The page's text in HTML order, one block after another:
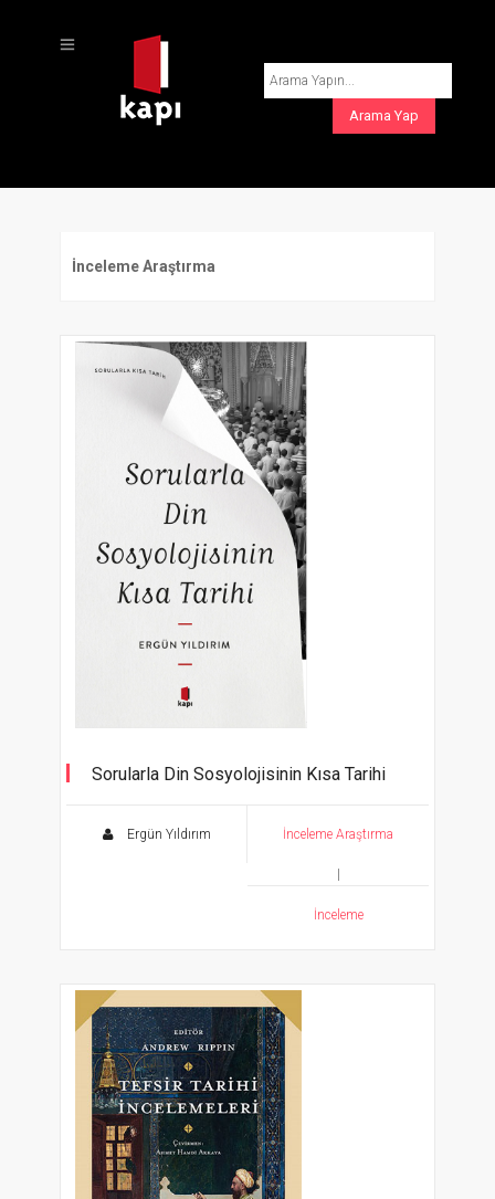
İnceleme Araştırma
Sorularla Din Sosyolojisinin Kısa Tarihi
Ergün Yıldırım İnceleme Araştırma
İnceleme